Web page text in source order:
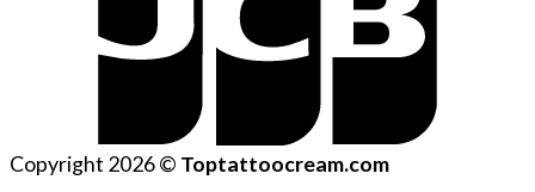
Copyright 2026 © Toptattoocream.com